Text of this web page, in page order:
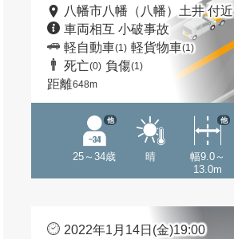
八幡市八幡（八幡）土井 付近
車両相互 小破事故
軽自動車(1) 軽貨物車(1)
死亡(0) 負傷(1)
距離648m
25～34歳
他
晴
幅9.0～
13.0m
他
2022年1月14日(金)19:00